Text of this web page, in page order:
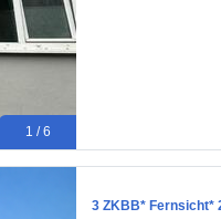
1 / 6
3 ZKBB* Fernsicht*